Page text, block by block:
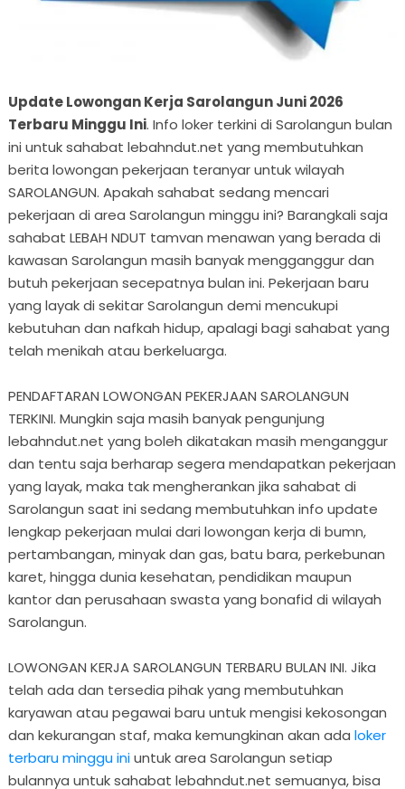
Update Lowongan Kerja Sarolangun Juni 2026
Terbaru Minggu Ini. Info loker terkini di Sarolangun bulan
ini untuk sahabat lebahndut.net yang membutuhkan
berita lowongan pekerjaan teranyar untuk wilayah
SAROLANGUN. Apakah sahabat sedang mencari
pekerjaan di area Sarolangun minggu ini? Barangkali saja
sahabat LEBAH NDUT tamvan menawan yang berada di
kawasan Sarolangun masih banyak mengganggur dan
butuh pekerjaan secepatnya bulan ini. Pekerjaan baru
yang layak di sekitar Sarolangun demi mencukupi
kebutuhan dan nafkah hidup, apalagi bagi sahabat yang
telah menikah atau berkeluarga.
PENDAFTARAN LOWONGAN PEKERJAAN SAROLANGUN
TERKINI. Mungkin saja masih banyak pengunjung
lebahndut.net yang boleh dikatakan masih menganggur
dan tentu saja berharap segera mendapatkan pekerjaan
yang layak, maka tak mengherankan jika sahabat di
Sarolangun saat ini sedang membutuhkan info update
lengkap pekerjaan mulai dari lowongan kerja di bumn,
pertambangan, minyak dan gas, batu bara, perkebunan
karet, hingga dunia kesehatan, pendidikan maupun
kantor dan perusahaan swasta yang bonafid di wilayah
Sarolangun.
LOWONGAN KERJA SAROLANGUN TERBARU BULAN INI. Jika
telah ada dan tersedia pihak yang membutuhkan
karyawan atau pegawai baru untuk mengisi kekosongan
dan kekurangan staf, maka kemungkinan akan ada loker
terbaru minggu iniuntuk area Sarolangun setiap
bulannya untuk sahabat lebahndut.net semuanya, bisa